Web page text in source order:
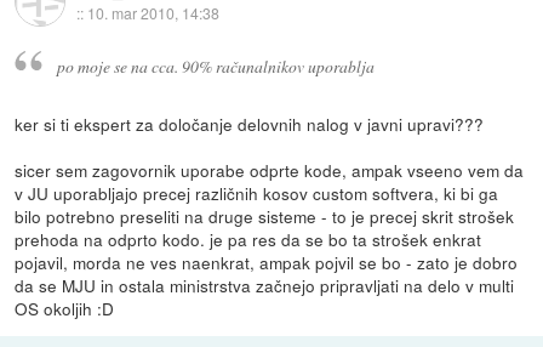
:: 10. mar 2010, 14:38
po moje se na cca. 90% računalnikov uporablja
ker si ti ekspert za določanje delovnih nalog v javni upravi???
sicer sem zagovornik uporabe odprte kode, ampak vseeno vem da
v JU uporabljajo precej različnih kosov custom softvera, ki bi ga
bilo potrebno preseliti na druge sisteme - to je precej skrit strošek
prehoda na odprto kodo. je pa res da se bo ta strošek enkrat
pojavil, morda ne ves naenkrat, ampak pojvil se bo - zato je dobro
da se MJU in ostala ministrstva začnejo pripravljati na delo v multi
OS okoljih :D